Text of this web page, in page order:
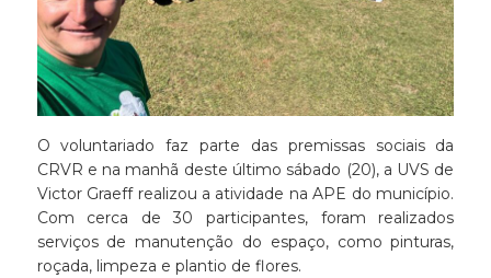
O voluntariado faz parte das premissas sociais da
CRVR e na manhã deste último sábado (20), a UVS de
Victor Graeff realizou a atividade na APE do município.
Com cerca de 30 participantes, foram realizados
serviços de manutenção do espaço, como pinturas,
roçada, limpeza e plantio de flores.